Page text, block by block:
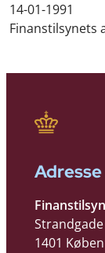
14-01-1991
Finanstilsynets
Adresse
1401